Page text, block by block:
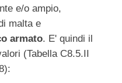
e/o ampio,
malta e
armato. E' quindi il
(Tabella C8.5.II